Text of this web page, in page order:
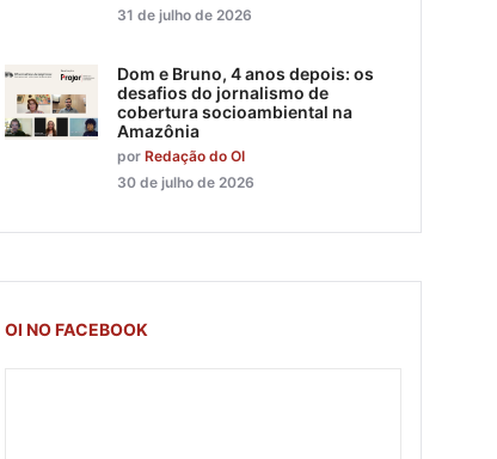
31 de julho de 2026
Dom e Bruno, 4 anos depois: os
desafios do jornalismo de
cobertura socioambiental na
Amazônia
por Redação do OI
30 de julho de 2026
OI NO FACEBOOK